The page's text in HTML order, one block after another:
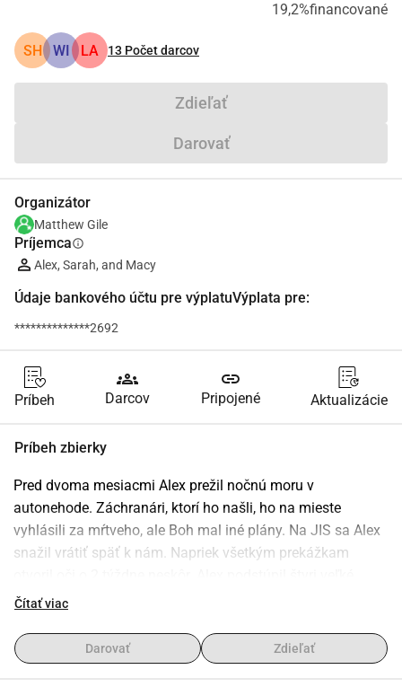
19,2%financované
SH WI LA 13 Počet darcov
Zdieľať
Darovať
Organizátor
Matthew Gile
Príjemcainfo
Alex, Sarah, and Macy
Údaje bankového účtu pre výplatuVýplata pre:
**************2692
Príbeh
groups
Darcov
link
Pripojené Aktualizácie
Príbeh zbierky
Pred dvoma mesiacmi Alex prežil nočnú moru v
autonehode. Záchranári, ktorí ho našli, ho na mieste
vyhlásili za mŕtveho, ale Boh mal iné plány. Na JIS sa Alex
snažil vrátiť späť k nám. Napriek všetkým prekážkam
operácie, ktoré trvali spolu 22 hodín. Teraz nosí 66 kusov
kosti. A predsa, napriek všetkému, je doma. Tento zázrak
znamená zlomový bod v jeho ťažkom príbehu. Boj o
Čítať viac
Darovať Zdieľať